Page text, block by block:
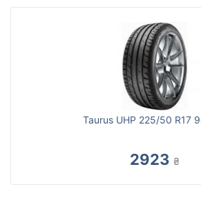
Taurus UHP 225/50 R17
2923 ₴